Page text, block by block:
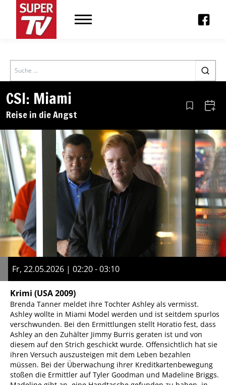
Search
CSI: Miami
Reise in die Angst Aus den
Fr, 22.05.2026 | 02:20 - 03:10
Krimi (USA 2009)
Brenda Tanner meldet ihre Tochter Ashley als vermisst.
Ashley wollte in Miami Model werden und ist seitdem spurlos
verschwunden. Bei den Ermittlungen stellt Horatio fest, dass
Ashley an den Zuhälter Jimmy Burris geraten ist und von
diesem auf den Strich geschickt wurde. Offensichtlich hat sie
ihren Versuch auszusteigen mit dem Leben bezahlen
müssen. Bei der Überwachung ihrer Kreditkartenbewegung
stoßen die Ermittler auf Tyler Goodman und Madeline Briggs.